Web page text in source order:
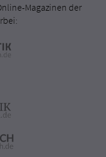
Magazinen der